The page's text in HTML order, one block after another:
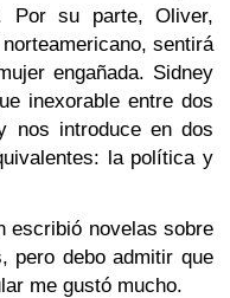
Por su parte, Oliver,
sentirá
engañada. Sidney
inexorable entre dos
nos introduce en dos
la política y
escribió novelas sobre
pero debo admitir que
me gustó mucho.